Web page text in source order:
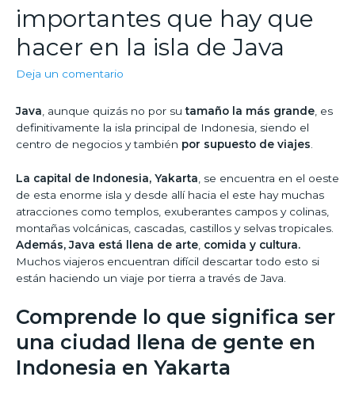
importantes que hay que
hacer en la isla de Java
Deja un comentario
Java, aunque quizás no por sutamaño la más grande, es
definitivamente la isla principal de Indonesia, siendo el
centro de negocios y también por supuesto de viajes.
La capital de Indonesia, Yakarta , se encuentra en el oeste
de esta enorme isla y desde allí hacia el este hay muchas
atracciones como templos, exuberantes campos y colinas,
montañas volcánicas, cascadas, castillos y selvas tropicales.
Además, Java está llena de arte comida y cultura.
Muchos viajeros encuentran difícil descartar todo esto si
están haciendo un viaje por tierra a través de Java.
Comprende lo que significa ser
una ciudad llena de gente en
Indonesia en Yakarta